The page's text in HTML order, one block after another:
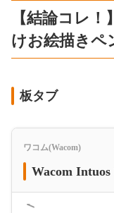
【結論コレ
けお絵描きペ
板タブ
ワコム(Wacom)
Wacom
＜